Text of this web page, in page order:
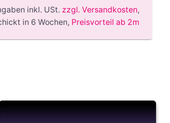
inkl. USt. zzgl. Versandkosten,
in 6 Wochen, Preisvorteil ab 2m